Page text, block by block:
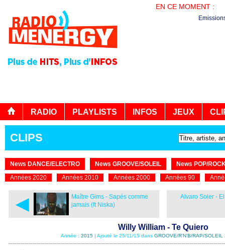
EN CE MOMENT :
RADIO PLAYLISTS INFOS JEUX
CLIPS
News DANCE/ELECTRO News GROOVE/SOLEIL
News POP/
Années 2020
Années 2010 Années 2000 Années 90
◄
Maître Gims - Sapés comme
jamais (ft Niska)
Alvaro Soler -
Willy William - Te Quiero
Année : 2015| Ajouté le 25/11/15 dans GROOVE/R'N'B/RAP/SOLEIL